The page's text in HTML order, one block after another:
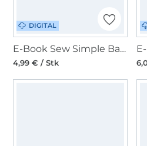
DIGITAL
E-Book Sew Simple Basic-Shirt Bekka
4,99 € / Stk